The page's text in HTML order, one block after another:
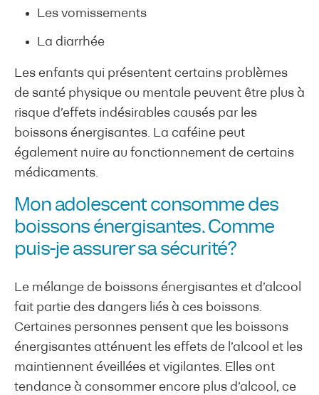
Les vomissements
La diarrhée
Les enfants qui présentent certains problèmes
de santé physique ou mentale peuvent être plus à
risque d’effets indésirables causés par les
boissons énergisantes. La caféine peut
également nuire au fonctionnement de certains
médicaments.
Mon adolescent consomme des
boissons énergisantes. Comme
puis-je assurer sa sécurité?
Le mélange de boissons énergisantes et d’alcool
fait partie des dangers liés à ces boissons.
Certaines personnes pensent que les boissons
énergisantes atténuent les effets de l’alcool et les
maintiennent éveillées et vigilantes. Elles ont
tendance à consommer encore plus d’alcool, ce